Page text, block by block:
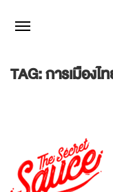
TAG: การเมืองไ